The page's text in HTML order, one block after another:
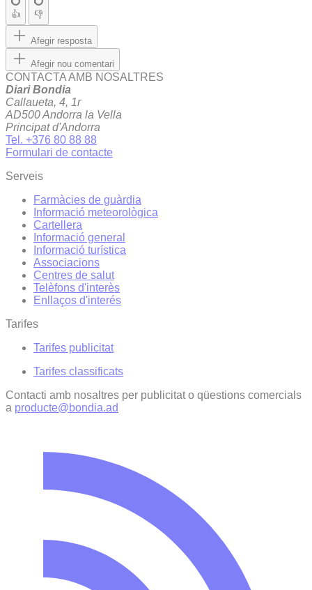
👍 👎
Afegir resposta
Afegir nou comentari
CONTACTA AMB NOSALTRES
Diari Bondia
Callaueta, 4, 1r
AD500 Andorra la Vella
Principat d'Andorra
Tel. +376 80 88 88
Formulari de contacte
Serveis
Farmàcies de guàrdia
Informació meteorològica
Cartellera
Informació general
Informació turística
Associacions
Centres de salut
Telèfons d'interès
Enllaços d'interés
Tarifes
Tarifes publicitat
Tarifes classificats
Contacti amb nosaltres per publicitat o qüestions comercials
a producte@bondia.ad